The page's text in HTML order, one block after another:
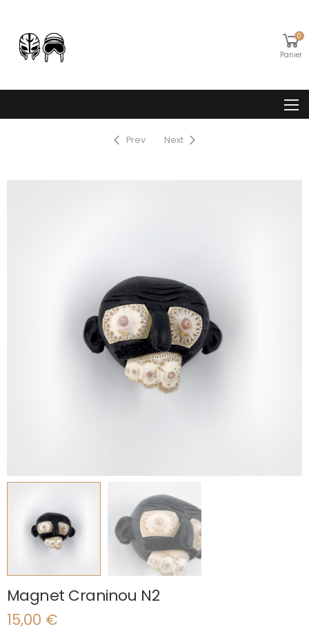
0
Panier
Prev Next
Magnet Craninou N2
15,00 €